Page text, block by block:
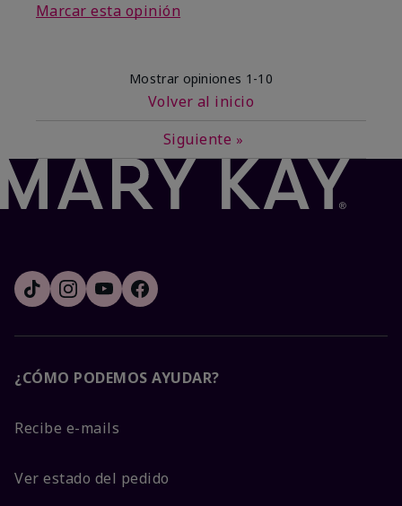
Marcar esta opinión
Mostrar opiniones 1-10
Volver al inicio
Siguiente »
¿CÓMO PODEMOS AYUDAR?
Recibe e-mails
Ver estado del pedido